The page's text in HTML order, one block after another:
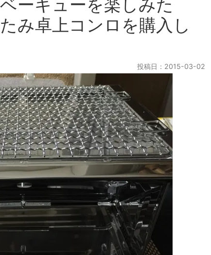
ーキューを楽しみた
み卓上コンロを購入し
投稿日：2015-03-02